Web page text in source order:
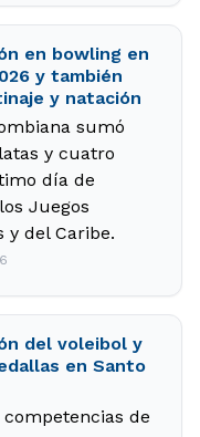
en bowling en
y también
y natación
sumó
y cuatro
día de
Juegos
y del Caribe.
del voleibol y
en Santo
de